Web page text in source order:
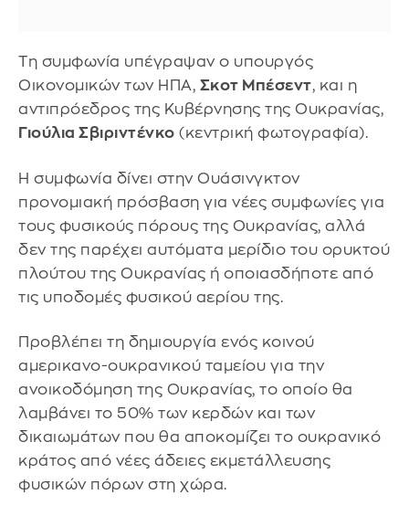
Τη συμφωνία υπέγραψαν ο υπουργός
Οικονομικών των ΗΠΑ, Σκοτ ​​Μπέσεντ, και η
αντιπρόεδρος της Κυβέρνησης της Ουκρανίας,
Γιούλια Σβιριντένκο (κεντρική φωτογραφία).
Η συμφωνία δίνει στην Ουάσινγκτον
προνομιακή πρόσβαση για νέες συμφωνίες για
τους φυσικούς πόρους της Ουκρανίας, αλλά
δεν της παρέχει αυτόματα μερίδιο του ορυκτού
πλούτου της Ουκρανίας ή οποιασδήποτε από
τις υποδομές φυσικού αερίου της.
Προβλέπει τη δημιουργία ενός κοινού
αμερικανο-ουκρανικού ταμείου για την
ανοικοδόμηση της Ουκρανίας, το οποίο θα
λαμβάνει το 50% των κερδών και των
δικαιωμάτων που θα αποκομίζει το ουκρανικό
κράτος από νέες άδειες εκμετάλλευσης
φυσικών πόρων στη χώρα.